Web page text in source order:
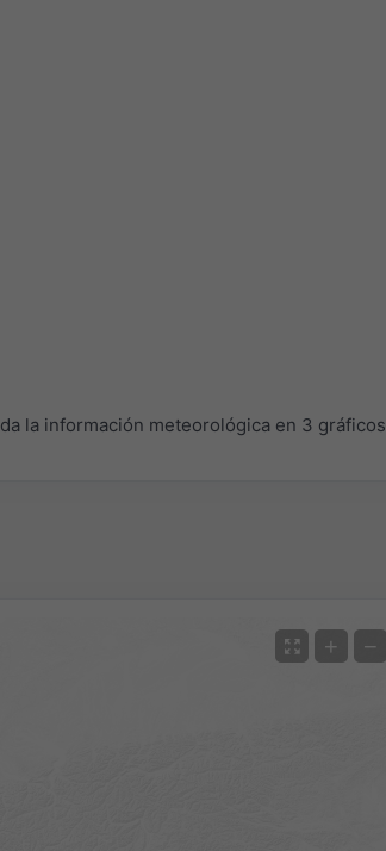
la información meteorológica en 3 gráficos
+ −